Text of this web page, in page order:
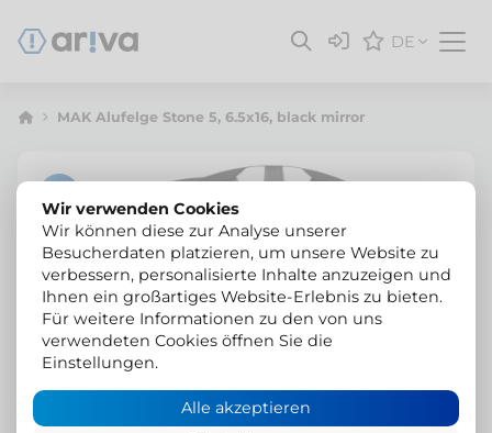
DE
MAK Alufelge Stone 5, 6.5x16, black mirror
Wir verwenden Cookies
Wir können diese zur Analyse unserer
Besucherdaten platzieren, um unsere Website zu
verbessern, personalisierte Inhalte anzuzeigen und
Ihnen ein großartiges Website-Erlebnis zu bieten.
Für weitere Informationen zu den von uns
verwendeten Cookies öffnen Sie die
Einstellungen.
Alle akzeptieren